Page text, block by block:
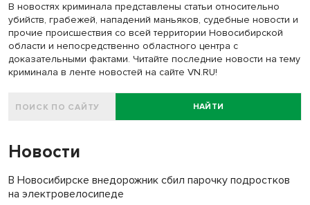
В новостях криминала представлены статьи относительно
убийств, грабежей, нападений маньяков, судебные новости и
прочие происшествия со всей территории Новосибирской
области и непосредственно областного центра с
доказательными фактами. Читайте последние новости на тему
криминала в ленте новостей на сайте VN.RU!
НАЙТИ
Новости
В Новосибирске внедорожник сбил парочку подростков
на электровелосипеде